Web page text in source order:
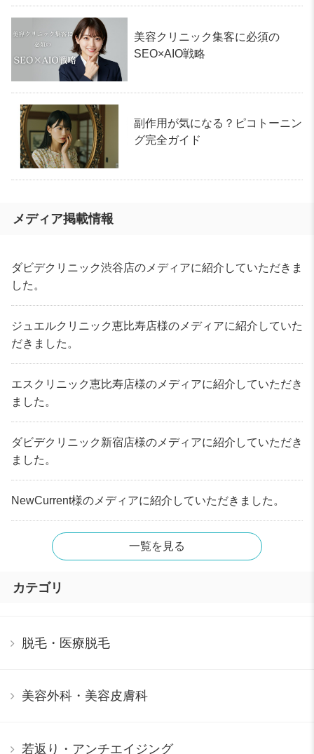
美容クリニック集客に必須の
SEO×AIO戦略
副作用が気になる？ピコトーニン
グ完全ガイド
メディア掲載情報
ダビデクリニック渋谷店のメディアに紹介していただきま
した。
ジュエルクリニック恵比寿店様のメディアに紹介していた
だきました。
エスクリニック恵比寿店様のメディアに紹介していただき
ました。
ダビデクリニック新宿店様のメディアに紹介していただき
ました。
NewCurrent様のメディアに紹介していただきました。
一覧を見る
カテゴリ
脱毛・医療脱毛
美容外科・美容皮膚科
若返り・アンチエイジング